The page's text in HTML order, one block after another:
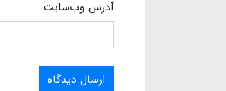
آدرس وب‌سایت
ارسال دیدگاه